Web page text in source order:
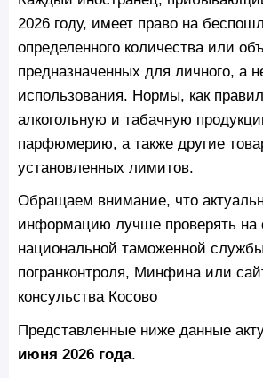
2026 году, имеет право на
определенного количества или
предназначенных для личного, а
использования. Нормы, как
алкогольную и табачную
парфюмерию, а также другие
установленных лимитов.
Обращаем внимание, что
информацию лучше проверять на
национальной таможенной
погранконтроля, Минфина или
консульства Косово
Представленные ниже данные
июня 2026 года.